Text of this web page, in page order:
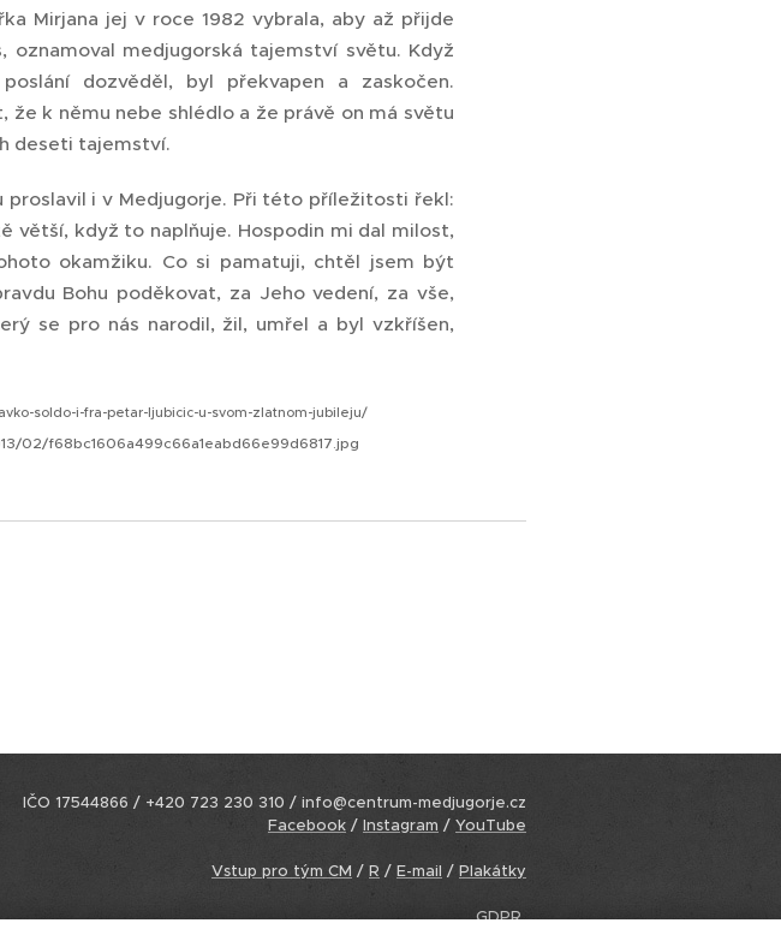
Mirjana jej v roce 1982 vybrala, aby až přijde
oznamoval medjugorská tajemství světu. Když
dozvěděl, byl překvapen a zaskočen.
že k němu nebe shlédlo a že právě on má světu
deseti tajemství.
i v Medjugorje. Při této příležitosti řekl:
větší, když to naplňuje. Hospodin mi dal milost,
okamžiku. Co si pamatuji, chtěl jsem být
Bohu poděkovat, za Jeho vedení, za vše,
se pro nás narodil, žil, umřel a byl vzkříšen,
soldo-i-fra-petar-ljubicic-u-svom-zlatnom-jubileju/
02/f68bc1606a499c66a1eabd66e99d6817.jpg
IČO 17544866 / +420 723 230 310 / info@centrum-medjugorje.cz
Facebook / Instagram / YouTube
Vstup pro tým CM / R / E-mail / Plakátky
GDPR